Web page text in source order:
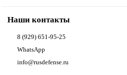
Наши контакты
8 (929) 651-95-25
WhatsApp
info@rusdefense.ru